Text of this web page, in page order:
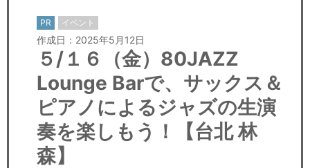
日本人にPR
コンサルティング
リサーチ
セミナー
経済ニュース
PR イベント
作成日：2025年5月12日
５/１６（金）80JAZZ
Lounge Barで、サックス＆
ピアノによるジャズの生演
奏を楽しもう！【台北 林
森】